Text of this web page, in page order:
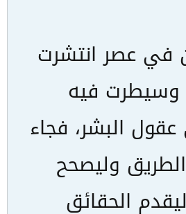
في عصر انتشرت
وسيطرت فيه
البشر، فجاء
الطريق وليصحح
الحقائق